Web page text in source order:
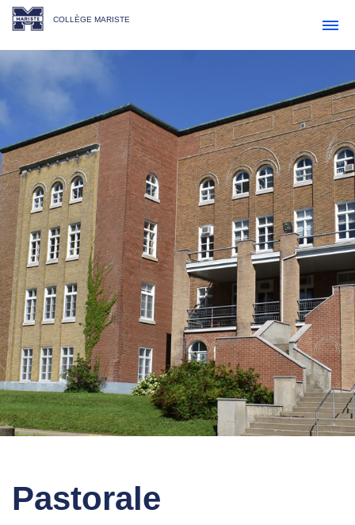
COLLÈGE MARISTE
Pastorale